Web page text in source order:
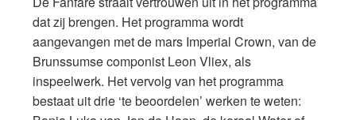
dat zij brengen. Het programma wordt
aangevangen met de mars Imperial Crown, van de
Brunssumse componist Leon Vliex, als
inspeelwerk. Het vervolg van het programma
bestaat uit drie ‘te beoordelen’ werken te weten: